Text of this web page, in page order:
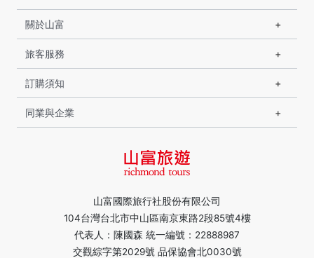
山富國際旅行社股份有限公司
104台灣台北市中山區南京東路2段85號4樓
代表人：陳國森 統一編號：22888987
交觀綜字第2029號 品保協會北0030號
關於山富
旅客服務
訂購須知
同業與企業